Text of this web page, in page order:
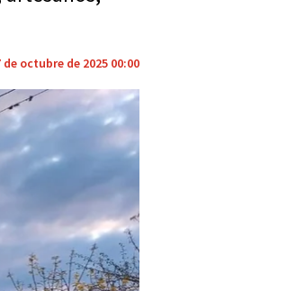
octubre de 2025 00:00